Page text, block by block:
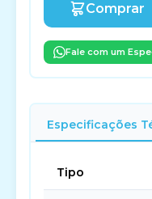
Comprar
Fale com um
Especificações
Tipo